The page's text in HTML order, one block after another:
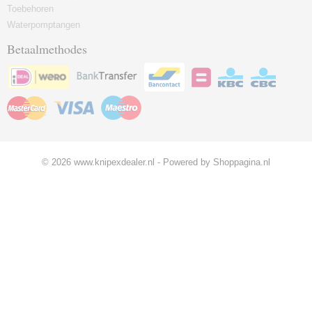
Toebehoren
Waterpomptangen
Betaalmethodes
© 2026 www.knipexdealer.nl - Powered by Shoppagina.nl